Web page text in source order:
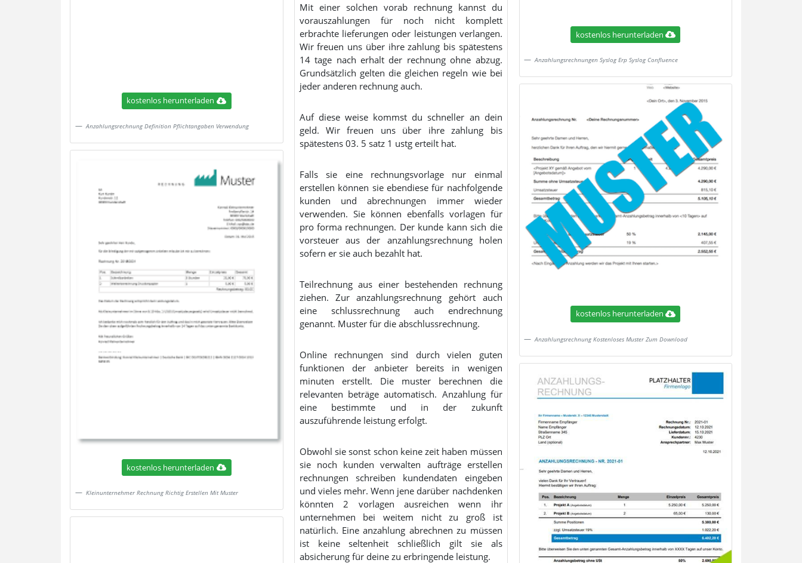
kostenlos herunterladen
Anzahlungsrechnung Definition Pflichtangaben Verwendung
kostenlos herunterladen
Kleinunternehmer Rechnung Richtig Erstellen Mit Muster
Mit einer solchen vorab rechnung kannst du
vorauszahlungen für noch nicht komplett
erbrachte lieferungen oder leistungen verlangen.
Wir freuen uns über ihre zahlung bis spätestens
14 tage nach erhalt der rechnung ohne abzug.
Grundsätzlich gelten die gleichen regeln wie bei
jeder anderen rechnung auch.
Auf diese weise kommst du schneller an dein
geld. Wir freuen uns über ihre zahlung bis
spätestens 03. 5 satz 1 ustg erteilt hat.
Falls sie eine rechnungsvorlage nur einmal
erstellen können sie ebendiese für nachfolgende
kunden und abrechnungen immer wieder
verwenden. Sie können ebenfalls vorlagen für
pro forma rechnungen. Der kunde kann sich die
vorsteuer aus der anzahlungsrechnung holen
sofern er sie auch bezahlt hat.
Teilrechnung aus einer bestehenden rechnung
ziehen. Zur anzahlungsrechnung gehört auch
eine schlussrechnung auch endrechnung
genannt. Muster für die abschlussrechnung.
Online rechnungen sind durch vielen guten
funktionen der anbieter bereits in wenigen
minuten erstellt. Die muster berechnen die
relevanten beträge automatisch. Anzahlung für
eine bestimmte und in der zukunft
auszuführende leistung erfolgt.
Obwohl sie sonst schon keine zeit haben müssen
sie noch kunden verwalten aufträge erstellen
rechnungen schreiben kundendaten eingeben
und vieles mehr. Wenn jene darüber nachdenken
könnten 2 vorlagen ausreichen wenn ihr
unternehmen bei weitem nicht zu groß ist
natürlich. Eine anzahlung abrechnen zu müssen
ist keine seltenheit schließlich gilt sie als
absicherung für deine zu erbringende leistung.
kostenlos herunterladen
Anzahlungsrechnungen Syslog Erp Syslog Confluence
kostenlos herunterladen
Anzahlungsrechnung Kostenloses Muster Zum Download